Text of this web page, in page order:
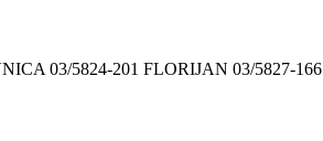
03/5824-201 FLORIJAN 03/5827-166